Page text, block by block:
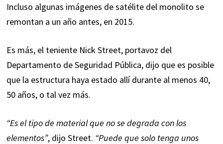
Incluso algunas imágenes de satélite del monolito se
remontan a un año antes, en 2015.
Es más, el teniente Nick Street, portavoz del
Departamento de Seguridad Pública, dijo que es posible
que la estructura haya estado allí durante al menos 40,
50 años, o tal vez más.
“Es el tipo de material que no se degrada con los
elementos”, dijo Street. “Puede que solo tenga unos